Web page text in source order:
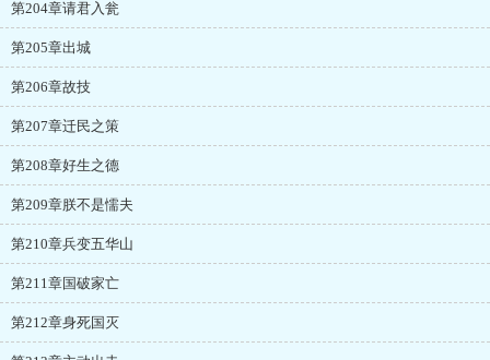
第204章请君入瓮
第205章出城
第206章故技
第207章迁民之策
第208章好生之德
第209章朕不是懦夫
第210章兵变五华山
第211章国破家亡
第212章身死国灭